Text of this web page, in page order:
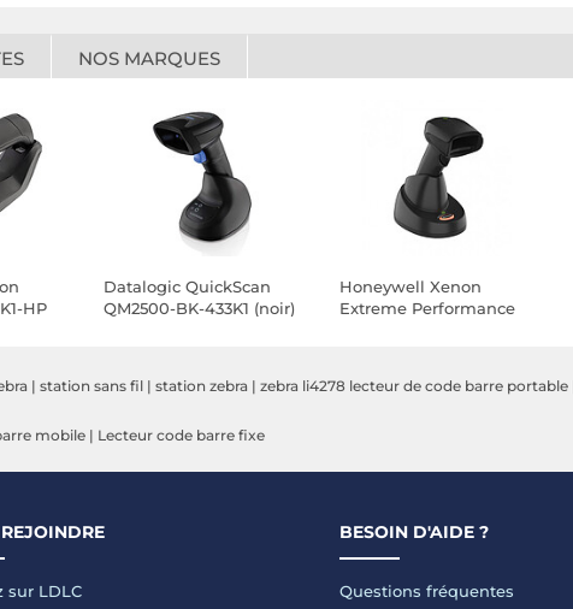
NOS MARQUES
HP
Datalogic QuickScan
QM2500-BK-433K1 (noir)
Honeywell Xenon
Extreme Performance
| station sans fil | station zebra | zebra li4278 lecteur de code barre portable
mobile | Lecteur code barre fixe
sur LDLC
BESOIN D'AIDE ?
Questions fréquentes